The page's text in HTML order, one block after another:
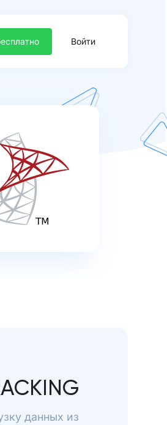
Войти
данных из